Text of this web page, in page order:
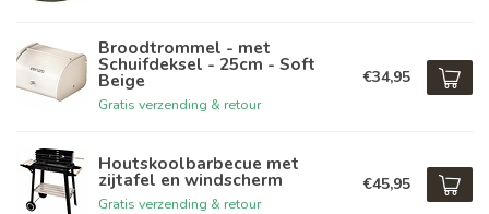
Broodtrommel - met
Schuifdeksel - 25cm - Soft
Beige
Gratis verzending & retour
€34,95
Houtskoolbarbecue met
zijtafel en windscherm
Gratis verzending & retour
€45,95